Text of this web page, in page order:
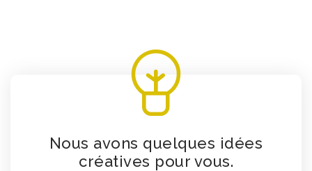
Nous avons quelques idées
créatives pour vous.